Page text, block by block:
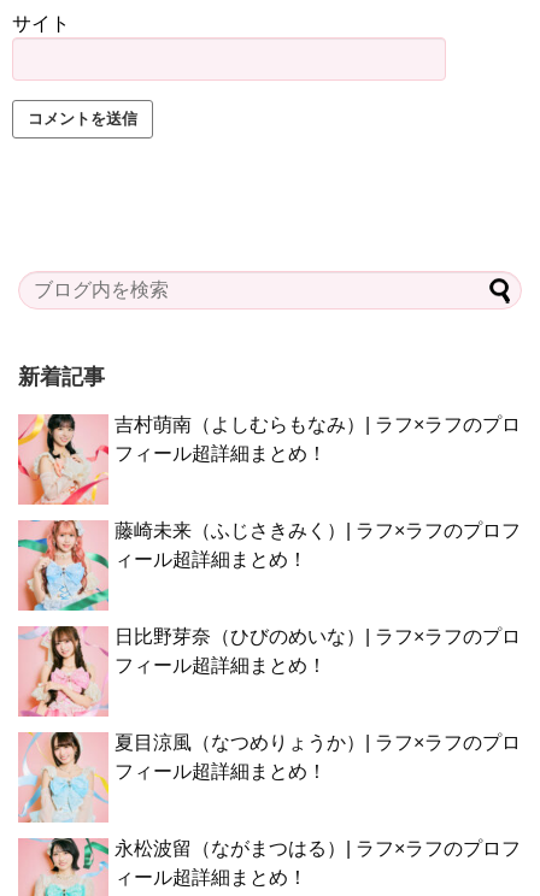
サイト
新着記事
吉村萌南（よしむらもなみ）| ラフ×ラフのプロ
フィール超詳細まとめ！
藤崎未来（ふじさきみく）| ラフ×ラフのプロフ
ィール超詳細まとめ！
日比野芽奈（ひびのめいな）| ラフ×ラフのプロ
フィール超詳細まとめ！
夏目涼風（なつめりょうか）| ラフ×ラフのプロ
フィール超詳細まとめ！
永松波留（ながまつはる）| ラフ×ラフのプロフ
ィール超詳細まとめ！